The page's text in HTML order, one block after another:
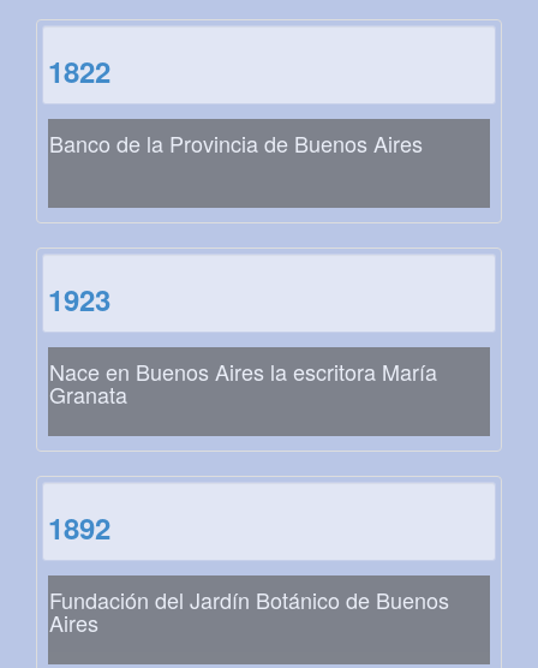
1822
Banco de la Provincia de Buenos Aires
1923
Nace en Buenos Aires la escritora María
Granata
1892
Fundación del Jardín Botánico de Buenos
Aires